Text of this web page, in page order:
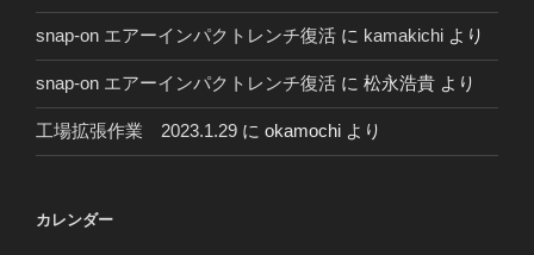
snap-on エアーインパクトレンチ復活 に kamakichi より
snap-on エアーインパクトレンチ復活 に 松永浩貴 より
工場拡張作業 2023.1.29 に okamochi より
カレンダー